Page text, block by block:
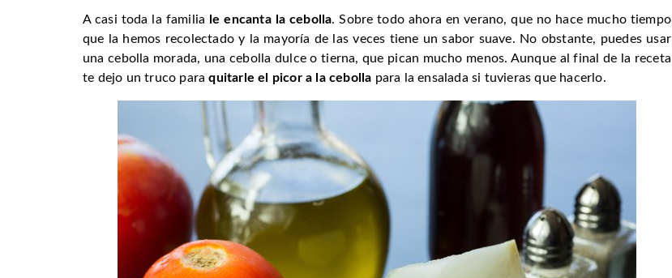
A casi toda la familia le encanta la cebolla. Sobre todo ahora en verano, que no hace mucho tiempo
que la hemos recolectado y la mayoría de las veces tiene un sabor suave. No obstante, puedes usar
una cebolla morada, una cebolla dulce o tierna, que pican mucho menos. Aunque al final de la receta
te dejo un truco paraquitarle el picor a la cebolla para la ensalada si tuvieras que hacerlo.